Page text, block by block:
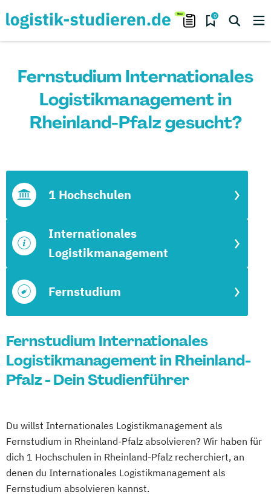
0
Fernstudium Internationales
Logistikmanagement in
Rheinland-Pfalz gesucht?
Fernstudium
Internationales
Logistikmanagement
1 Hochschulen
Fernstudium Internationales
Logistikmanagement in Rheinland-
Pfalz - Dein Studienführer
Du willst Internationales Logistikmanagement als
Fernstudium in Rheinland-Pfalz absolvieren? Wir haben für
dich 1 Hochschulen in Rheinland-Pfalz recherchiert, an
denen du Internationales Logistikmanagement als
Fernstudium absolvieren kannst.